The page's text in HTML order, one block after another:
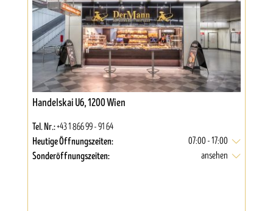
Handelskai U6, 1200 Wien
Tel. Nr.:+43 1 866 99 - 91 64
Heutige Öffnungszeiten: 07:00 - 17:00
Sonderöffnungszeiten: ansehen